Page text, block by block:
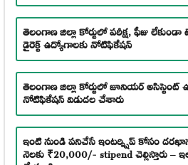
తెలంగాణ జిల్లా కోర్టులో పరీక్ష, ఫీజు లేకుండా
డైరెక్ట్ ఉద్యోగాలకు నోటిఫికేషన్
తెలంగాణ జిల్లా కోర్టులో జూనియర్ అసిస్టెంట్
నోటిఫికేషన్ విడుదల చేశారు
ఇంటి నుండి పనిచేసే ఇంటర్న్షిప్ కోసం
నెలకు ₹20,000/- stipend చెల్లిస్తారు –